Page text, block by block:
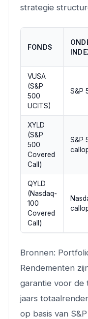
strategie
FONDS
VUSA
(S&P
500
UCITS)
S&P
XYLD
(S&P
500
Covered
Call)
S&P
QYLD
(Nasdaq-
100
Covered
Call)
Bronnen:
Rendementen
garantie voor de
jaars
op basis van